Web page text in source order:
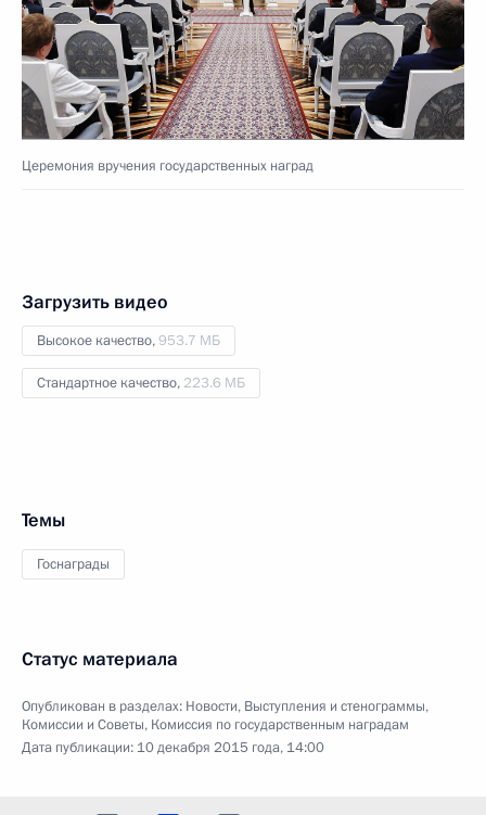
Церемония вручения государственных наград
Загрузить видео
Высокое качество,953.7 МБ
Стандартное качество, 223.6 МБ
Темы
Госнаграды
Статус материала
Опубликован в разделах: Новости, Выступления и стенограммы,
Комиссии и Советы, Комиссия по государственным наградам
Дата публикации: 10 декабря 2015 года, 14:00